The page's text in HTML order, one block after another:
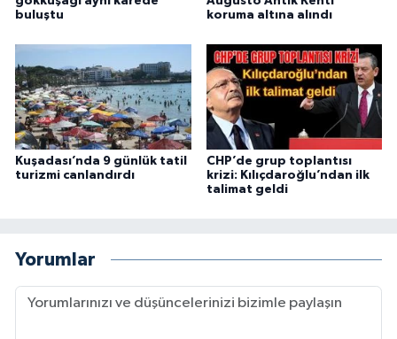
buluştu
koruma altına alındı
Kuşadası’nda 9 günlük tatil
turizmi canlandırdı
CHP’de grup toplantısı
krizi: Kılıçdaroğlu’ndan ilk
talimat geldi
Yorumlar